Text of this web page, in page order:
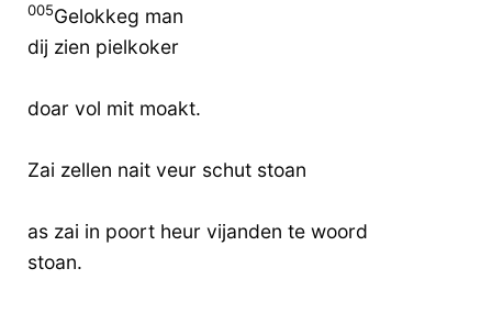
005Gelokkeg man
dij zien pielkoker
doar vol mit moakt.
Zai zellen nait veur schut stoan
as zai in poort heur vijanden te woord
stoan.